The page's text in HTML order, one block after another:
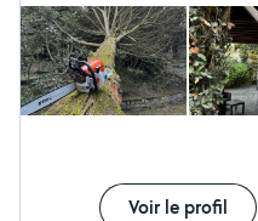
Voir le profil